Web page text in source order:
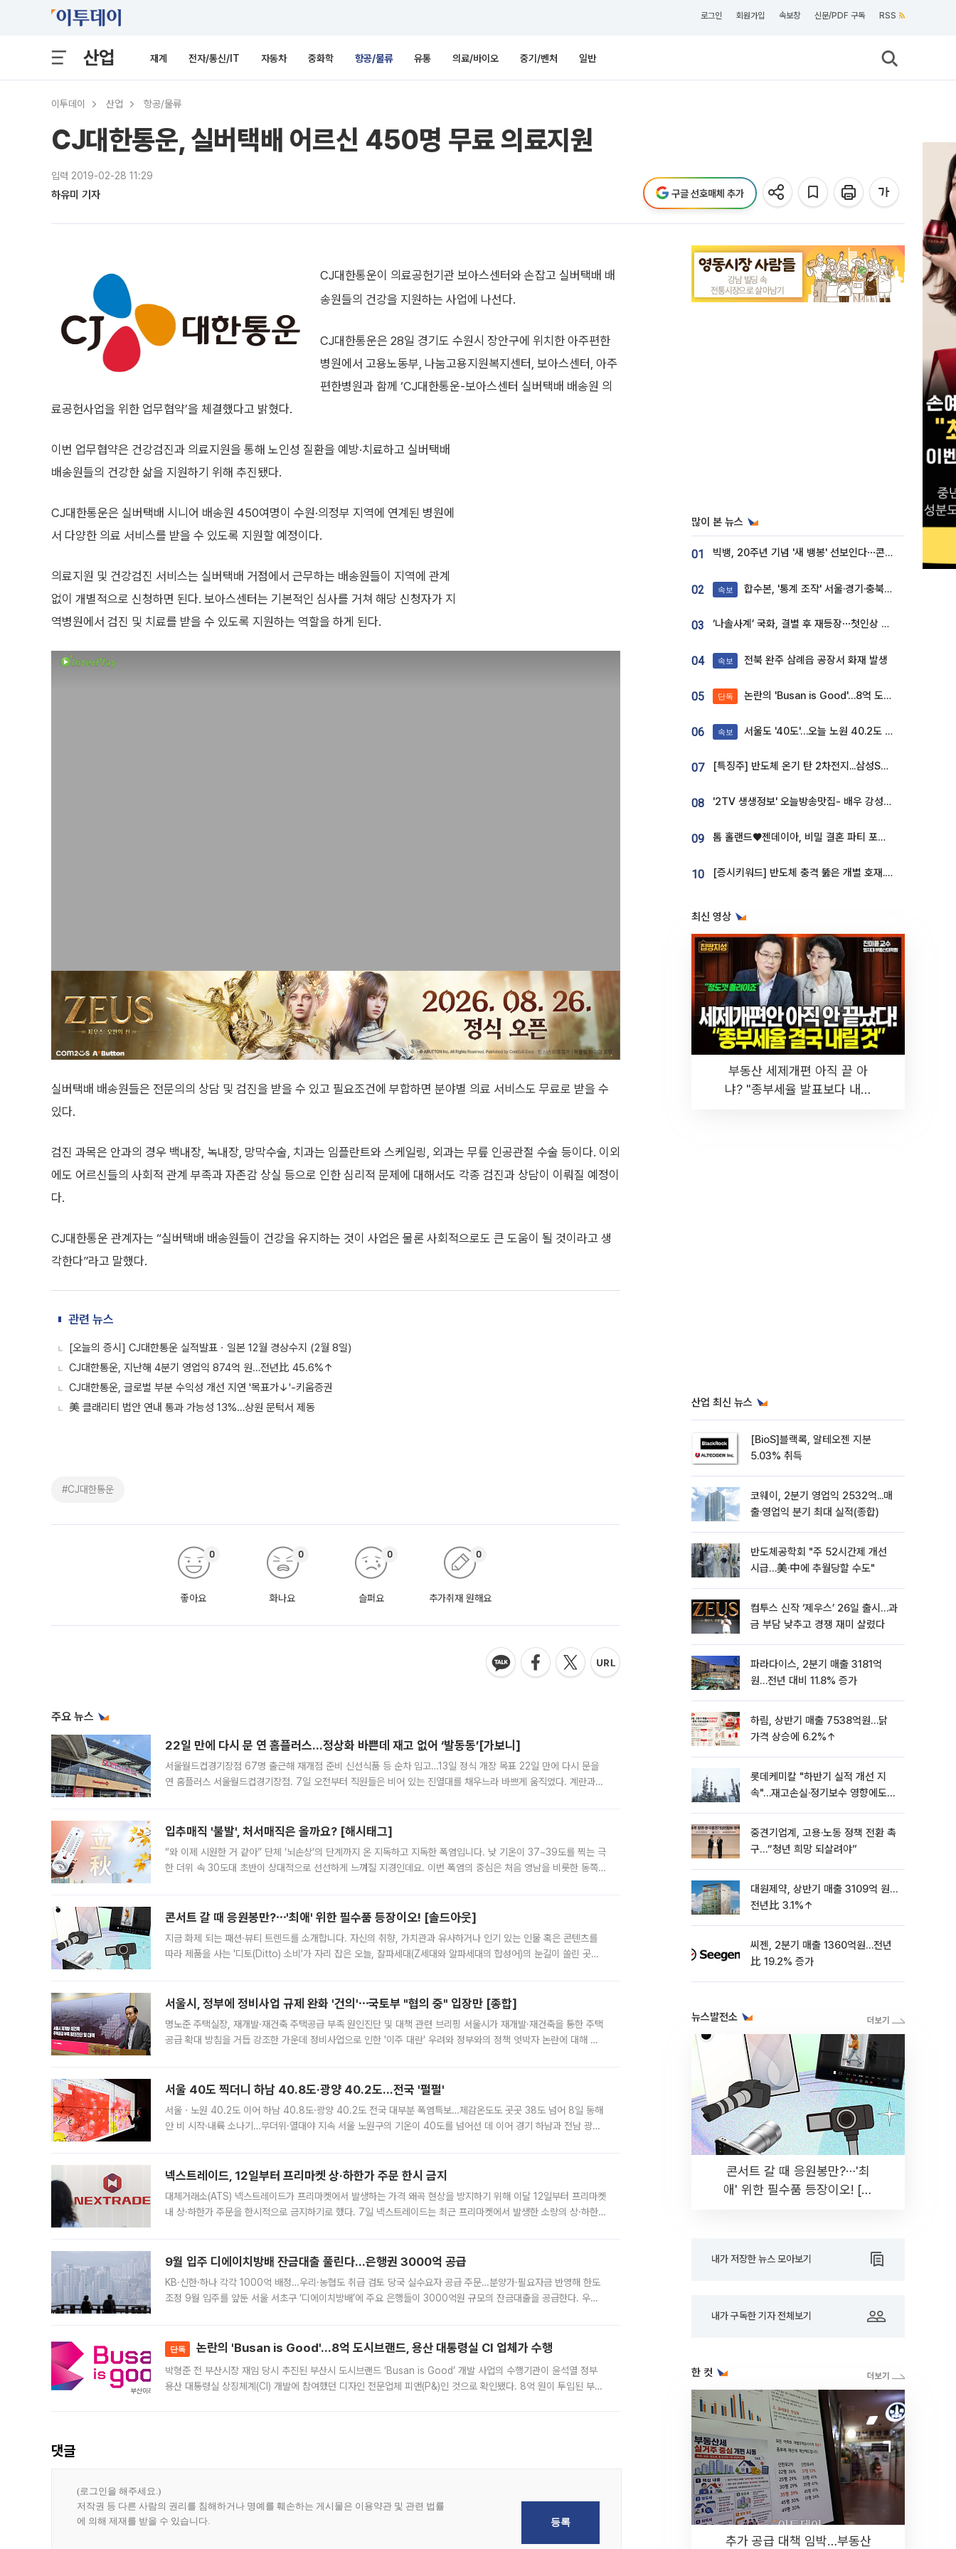
로그인 회원가입 속보창 신문/PDF 구독 RSS
산업 재계 전자/통신/IT 자동차 중화학 항공/물류 유통 의료/바이오 중기/벤처 일반
이투데이 산업 항공/물류
CJ대한통운, 실버택배 어르신 450명 무료 의료지원
입력 2019-02-28 11:29
하유미 기자 구글 선호매체 추가
CJ대한통운이 의료공헌기관 보아스센터와 손잡고 실버택배 배
송원들의 건강을 지원하는 사업에 나선다.
CJ대한통운은 28일 경기도 수원시 장안구에 위치한 아주편한
병원에서 고용노동부, 나눔고용지원복지센터, 보아스센터, 아주
편한병원과 함께 ‘CJ대한통운-보아스센터 실버택배 배송원 의
료공헌사업을 위한 업무협약’을 체결했다고 밝혔다.
이번 업무협약은 건강검진과 의료지원을 통해 노인성 질환을 예방·치료하고 실버택배
배송원들의 건강한 삶을 지원하기 위해 추진됐다.
CJ대한통운은 실버택배 시니어 배송원 450여명이 수원·의정부 지역에 연계된 병원에
서 다양한 의료 서비스를 받을 수 있도록 지원할 예정이다.
의료지원 및 건강검진 서비스는 실버택배 거점에서 근무하는 배송원들이 지역에 관계
없이 개별적으로 신청하면 된다. 보아스센터는 기본적인 심사를 거쳐 해당 신청자가 지
역병원에서 검진 및 치료를 받을 수 있도록 지원하는 역할을 하게 된다.
실버택배 배송원들은 전문의의 상담 및 검진을 받을 수 있고 필요조건에 부합하면 분야별 의료 서비스도 무료로 받을 수
있다.
검진 과목은 안과의 경우 백내장, 녹내장, 망막수술, 치과는 임플란트와 스케일링, 외과는 무릎 인공관절 수술 등이다. 이외
에도 어르신들의 사회적 관계 부족과 자존감 상실 등으로 인한 심리적 문제에 대해서도 각종 검진과 상담이 이뤄질 예정이
다.
CJ대한통운 관계자는 “실버택배 배송원들이 건강을 유지하는 것이 사업은 물론 사회적으로도 큰 도움이 될 것이라고 생
각한다”라고 말했다.
관련 뉴스
[오늘의 증시] CJ대한통운 실적발표ㆍ일본 12월 경상수지 (2월 8일)
CJ대한통운, 지난해 4분기 영업익 874억 원…전년比 45.6%↑
CJ대한통운, 글로벌 부분 수익성 개선 지연 '목표가↓'-키움증권
美 클래리티 법안 연내 통과 가능성 13%…상원 문턱서 제동
#CJ대한통운
좋아요
0
화나요
0
슬퍼요
0
추가취재 원해요
0
주요 뉴스
22일 만에 다시 문 연 홈플러스…정상화 바쁜데 재고 없어 ‘발동동’[가보니]
서울월드컵경기장점 67명 출근해 재개점 준비 신선식품 등 순차 입고…13일 정식 개장 목표 22일 만에 다시 문을
연 홈플러스 서울월드컵경기장점. 7일 오전부터 직원들은 비어 있는 진열대를 채우느라 바쁘게 움직였다. 계란과
입추매직 '불발', 처서매직은 올까요? [해시태그]
“와 이제 시원한 거 같아” 단체 ‘뇌손상’의 단계까지 온 지독하고 지독한 폭염입니다. 낮 기온이 37~39도를 찍는 극
한 더위 속 30도대 초반이 상대적으로 선선하게 느껴질 지경인데요. 이번 폭염의 중심은 처음 영남을 비롯한 동쪽
콘서트 갈 때 응원봉만?⋯'최애' 위한 필수품 등장이오! [솔드아웃]
지금 화제 되는 패션·뷰티 트렌드를 소개합니다. 자신의 취향, 가치관과 유사하거나 인기 있는 인물 혹은 콘텐츠를
따라 제품을 사는 '디토(Ditto) 소비'가 자리 잡은 오늘, 잘파세대(Z세대와 알파세대의 합성어)의 눈길이 쏠린 곳은
서울시, 정부에 정비사업 규제 완화 '건의'⋯국토부 "협의 중" 입장만 [종합]
명노준 주택실장, 재개발·재건축 주택공급 부족 원인진단 및 대책 관련 브리핑 서울시가 재개발·재건축을 통한 주택
공급 확대 방침을 거듭 강조한 가운데 정비사업으로 인한 '이주 대란' 우려와 정부와의 정책 엇박자 논란에 대해 정
서울 40도 찍더니 하남 40.8도·광양 40.2도…전국 '펄펄'
서울ㆍ노원 40.2도 이어 하남 40.8도·광양 40.2도 전국 대부분 폭염특보…체감온도도 곳곳 38도 넘어 8일 동해
안 비 시작·내륙 소나기…무더위·열대야 지속 서울 노원구의 기온이 40도를 넘어선 데 이어 경기 하남과 전남 광양
넥스트레이드, 12일부터 프리마켓 상·하한가 주문 한시 금지
대체거래소(ATS) 넥스트레이드가 프리마켓에서 발생하는 가격 왜곡 현상을 방지하기 위해 이달 12일부터 프리마켓
내 상·하한가 주문을 한시적으로 금지하기로 했다. 7일 넥스트레이드는 최근 프리마켓에서 발생한 소량의 상·하한
9월 입주 디에이치방배 잔금대출 풀린다…은행권 3000억 공급
KB·신한·하나 각각 1000억 배정…우리·농협도 취급 검토 당국 실수요자 공급 주문…분양가·필요자금 반영해 한도
조정 9월 입주를 앞둔 서울 서초구 ‘디에이치방배’에 주요 은행들이 3000억원 규모의 잔금대출을 공급한다. 우리
단독 논란의 'Busan is Good'…8억 도시브랜드, 용산 대통령실 CI 업체가 수행
박형준 전 부산시장 재임 당시 추진된 부산시 도시브랜드 ‘Busan is Good’ 개발 사업의 수행기관이 윤석열 정부
용산 대통령실 상징체계(CI) 개발에 참여했던 디자인 전문업체 피앤(P&)인 것으로 확인됐다. 8억 원이 투입된 부산
댓글
많이 본 뉴스
01 빅뱅, 20주년 기념 '새 뱅봉' 선보인다⋯콘서트 앞두고 팝업 개최
02 속보 합수본, '통계 조작' 서울·경기·충북 선관위 등 추가 압수수색
03 ‘나솔사계’ 국화, 결별 후 재등장⋯첫인상 투표 휩쓸고 ‘인기녀’ 등극
04 속보 전북 완주 삼례읍 공장서 화재 발생
05 단독 논란의 'Busan is Good'…8억 도시브랜드, 용산 대통령실 CI 업체가 수행
06 속보 서울도 '40도'…오늘 노원 40.2도 기록
07 [특징주] 반도체 온기 탄 2차전지...삼성SDI, 장 초반 7% 넘게 껑충
08 '2TV 생생정보' 오늘방송맛집- 배우 강성진 단골! 쌀국수ㆍ푸팟퐁 커리 맛집 '블○○○'
09 톰 홀랜드♥젠데이아, 비밀 결혼 파티 포착⋯호텔 대관비만 9억
10 [증시키워드] 반도체 충격 뚫은 개별 호재...포스코퓨처엠·에코프로·한화솔루션 '눈길'
최신 영상
부동산 세제개편 아직 끝 아
냐? "종부세율 발표보다 내릴
산업 최신 뉴스
[BioS]블랙록, 알테오젠 지분
5.03% 취득
코웨이, 2분기 영업익 2532억...매
출·영업익 분기 최대 실적(종합)
반도체공학회 "주 52시간제 개선
시급…美·中에 추월당할 수도"
컴투스 신작 ‘제우스’ 26일 출시…과
금 부담 낮추고 경쟁 재미 살렸다
파라다이스, 2분기 매출 3181억
원…전년 대비 11.8% 증가
하림, 상반기 매출 7538억원…닭
가격 상승에 6.2%↑
롯데케미칼 "하반기 실적 개선 지
속"…재고손실·정기보수 영향에도
중견기업계, 고용·노동 정책 전환 촉
구…“청년 희망 되살려야”
대원제약, 상반기 매출 3109억 원…
전년比 3.1%↑
씨젠, 2분기 매출 1360억원…전년
比 19.2% 증가
뉴스발전소
콘서트 갈 때 응원봉만?⋯'최
애' 위한 필수품 등장이오! [솔
내가 저장한 뉴스 모아보기
내가 구독한 기자 전체보기
한 컷
추가 공급 대책 임박…부동산